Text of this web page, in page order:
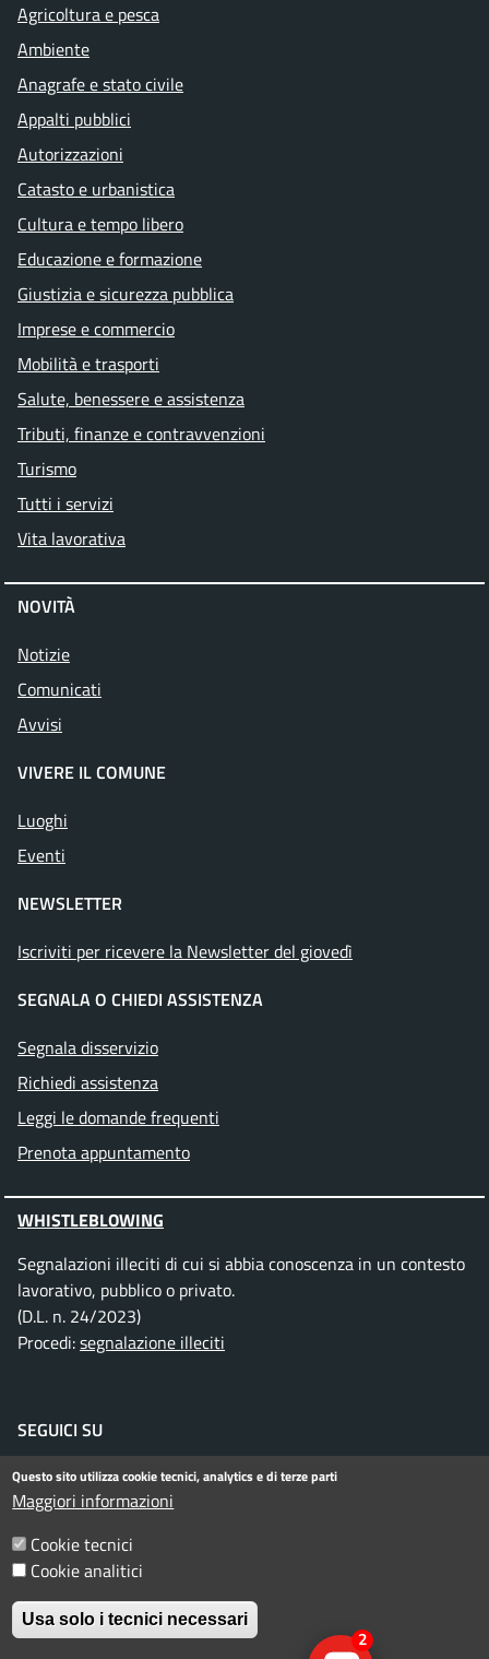
Agricoltura e pesca
Ambiente
Anagrafe e stato civile
Appalti pubblici
Autorizzazioni
Catasto e urbanistica
Cultura e tempo libero
Educazione e formazione
Giustizia e sicurezza pubblica
Imprese e commercio
Mobilità e trasporti
Salute, benessere e assistenza
Tributi, finanze e contravvenzioni
Turismo
Tutti i servizi
Vita lavorativa
NOVITÀ
Notizie
Comunicati
Avvisi
VIVERE IL COMUNE
Luoghi
Eventi
NEWSLETTER
Iscriviti per ricevere la Newsletter del giovedì
SEGNALA O CHIEDI ASSISTENZA
Segnala disservizio
Richiedi assistenza
Leggi le domande frequenti
Prenota appuntamento
WHISTLEBLOWING
Segnalazioni illeciti di cui si abbia conoscenza in un contesto
lavorativo, pubblico o privato.
(D.L. n. 24/2023)
Procedi:segnalazione illeciti
SEGUICI SU
Facebook
Instagram
Telegram
TwitterWhatsApp
YouTube
Menu piè di pagina
Informativa privacy
Dichiarazione di accessibilità
© Comune di Rimini. Tutti i diritti riservati.
Questo sito utilizza cookie tecnici, analytics e di terze parti
Maggiori informazioni
Cookie tecnici
Cookie analitici
Usa solo i tecnici necessari
2